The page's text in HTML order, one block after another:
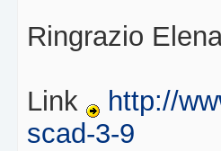
Ringrazio
Link
http://
scad-3-9